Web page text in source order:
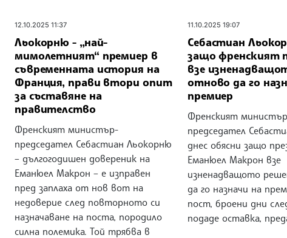
12.10.2025 11:37
Льокорню - „най-
мимолетният“ премиер в
съвременната история на
Франция, прави втори опит
за съставяне на
правителство
Френският министър-
председател Себастиан Льокорню
– дългогодишен довереник на
Еманюел Макрон – е изправен
пред заплаха от нов вот на
недоверие след повторното си
назначаване на поста, породило
силна полемика. Той трябва в
11.10.2025 19:07
Себастиан
защо френският
взе
отново да го
премиер
Френският
председател
днес обясни защо
Еманюел Макрон взе
изненадващото
да го назначи на
пост, броени дни
подаде оставка,